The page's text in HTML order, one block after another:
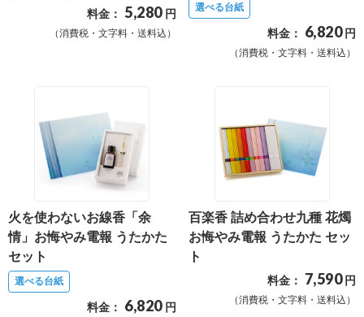
け
日
ご
内
容
料金： 5,280 円
（消費税・文字料・送料込）
選べる台紙
料金： 6,820 円
（消費税・文字料・送料込）
火を使わないお線香「余
情」お悔やみ電報 うたかた
セット
選べる台紙
料金： 6,820 円
百楽香 詰め合わせ九種 花燭
お悔やみ電報 うたかた セッ
ト
料金： 7,590 円
（消費税・文字料・送料込）